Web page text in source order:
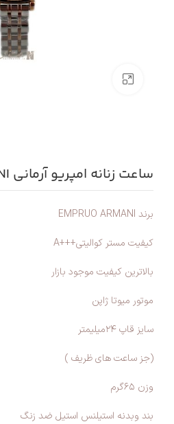
ساعت زنانه امپریو آرمانی 112303ARMANI
برند EMPRUO ARMANI
کیفیت مستر کوالیتی+++A
بالاترین کیفیت موجود بازار
موتور میوتا ژاپن
سایز قاپ ۲۴میلیمتر
(جز ساعت های ظریف )
وزن ۶۵گرم
بند و‌بدنه استیلنس استیل ضد زنگ